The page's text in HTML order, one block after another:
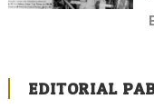
EDITORIAL